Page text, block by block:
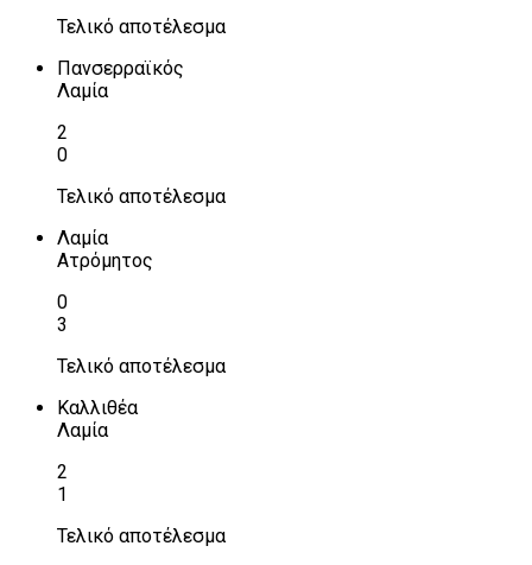
Τελικό αποτέλεσμα
Πανσερραϊκός
Λαμία
2
0
Τελικό αποτέλεσμα
Λαμία
Ατρόμητος
0
3
Τελικό αποτέλεσμα
Καλλιθέα
Λαμία
2
1
Τελικό αποτέλεσμα